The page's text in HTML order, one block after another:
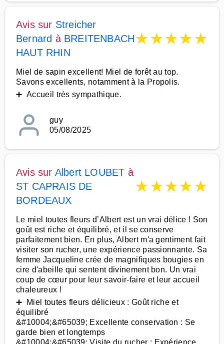
Avis sur Streicher
Bernard à BREITENBACH
HAUT RHIN
★★★★★
Miel de sapin excellent! Miel de forêt au top.
Savons excellents, notamment à la Propolis.
➕ Accueil très sympathique.
guy
05/08/2025
Avis sur Albert LOUBET à
ST CAPRAIS DE
BORDEAUX
★★★★★
Le miel toutes fleurs d’Albert est un vrai délice ! Son
goût est riche et équilibré, et il se conserve
parfaitement bien. En plus, Albert m'a gentiment fait
visiter son rucher, une expérience passionnante. Sa
femme Jacqueline crée de magnifiques bougies en
cire d'abeille qui sentent divinement bon. Un vrai
coup de cœur pour leur savoir-faire et leur accueil
chaleureux !
➕ Miel toutes fleurs délicieux : Goût riche et
équilibré
&#10004;&#65039; Excellente conservation : Se
garde bien et longtemps
&#10004;&#65039; Visite du rucher : Expérience